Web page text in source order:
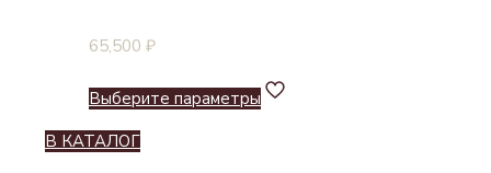
65,500 ₽
Выберите параметры
В КАТАЛОГ